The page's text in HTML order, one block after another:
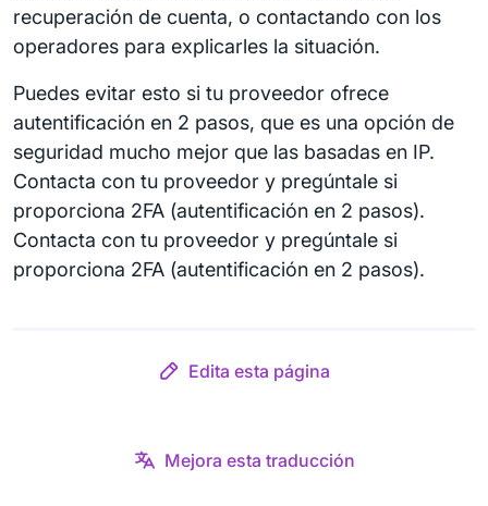
recuperación de cuenta, o contactando con los
operadores para explicarles la situación.
Puedes evitar esto si tu proveedor ofrece
autentificación en 2 pasos, que es una opción de
seguridad mucho mejor que las basadas en IP.
Contacta con tu proveedor y pregúntale si
proporciona 2FA (autentificación en 2 pasos).
Contacta con tu proveedor y pregúntale si
proporciona 2FA (autentificación en 2 pasos).
Edita esta página
Mejora esta traducción